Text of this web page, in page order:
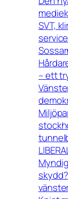
SVT,
– ett